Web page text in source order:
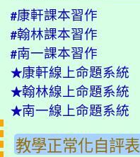
#康軒課本習作
#翰林課本習作
#南一課本習作
★康軒線上命題系統
★翰林線上命題系統
★南一線上命題系統
教學正常化自評表